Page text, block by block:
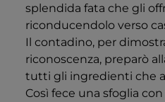
splendida fata che gli
riconducendolo verso
Il contadino, per
riconoscenza, preparò
tutti gli ingredienti che
Così fece una sfoglia